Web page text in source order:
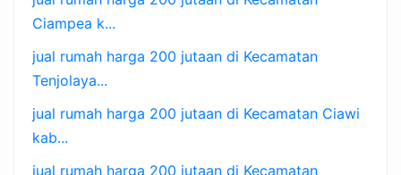
Ciampea k...
jual rumah harga 200 jutaan di Kecamatan
Tenjolaya...
jual rumah harga 200 jutaan di Kecamatan Ciawi
kab...
jual rumah harga 200 jutaan di Kecamatan